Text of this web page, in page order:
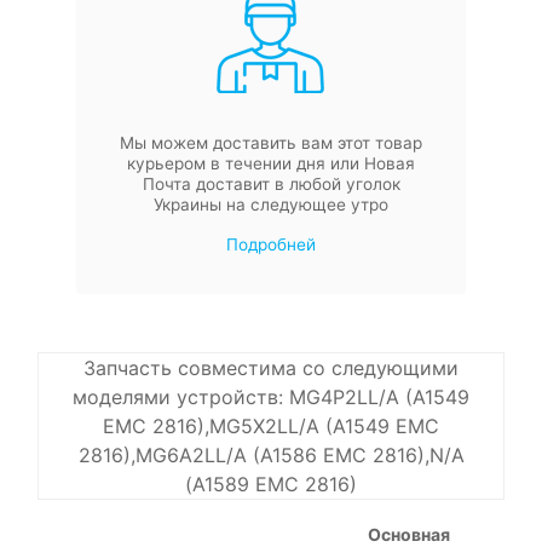
Мы можем доставить вам этот товар
курьером в течении дня или Новая
Почта доставит в любой уголок
Украины на следующее утро
Подробней
Запчасть совместима со следующими
моделями устройств: MG4P2LL/A (A1549
EMC 2816),MG5X2LL/A (A1549 EMC
2816),MG6A2LL/A (A1586 EMC 2816),N/A
(A1589 EMC 2816)
Основная